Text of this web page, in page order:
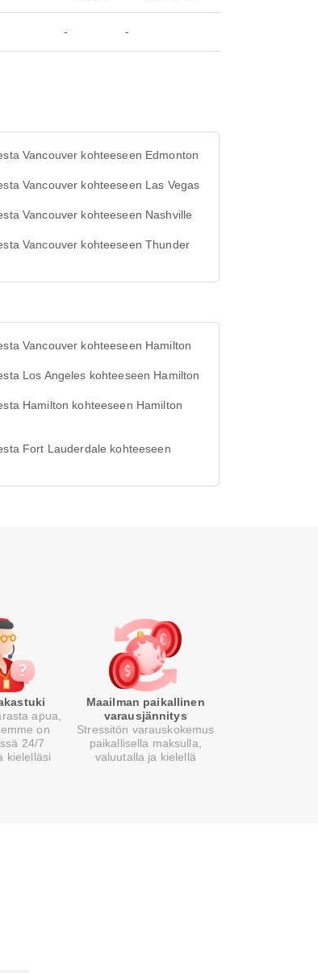
- -
Vancouver kohteeseen Edmonton
Vancouver kohteeseen Las Vegas
Vancouver kohteeseen Nashville
Vancouver kohteeseen Thunder
Vancouver kohteeseen Hamilton
Los Angeles kohteeseen Hamilton
Hamilton kohteeseen Hamilton
Fort Lauderdale kohteeseen
apua,
on
24/7
kielelläsi
Maailman paikallinen
varausjännitys
Stressitön varauskokemus
paikallisella maksulla,
valuutalla ja kielellä